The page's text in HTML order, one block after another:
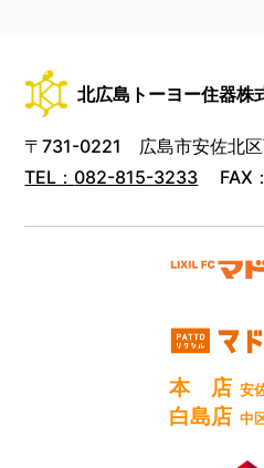
北広島トーヨー住器株
〒731-0221 広島市安佐北
TEL： 082-815-3233 FAX
本 店 安
白島店 中